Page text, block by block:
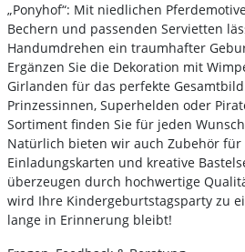
„Ponyhof“: Mit niedlichen
Bechern und passenden Servietten
Handumdrehen ein traumhafter
Ergänzen Sie die Dekoration mit
Girlanden für das perfekte
Prinzessinnen, Superhelden oder
Sortiment finden Sie für jeden
Natürlich bieten wir auch Zubehör für
Einladungskarten und kreative
überzeugen durch hochwertige
wird Ihre Kindergeburtstagsparty zu
lange in Erinnerung bleibt!